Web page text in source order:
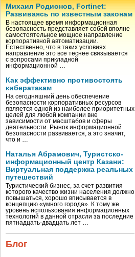
Михаил Родионов, Fortinet:
Развиваясь по известным законам
В настоящее время информационная
безопасность представляет собой вполне
самостоятельное мощное направление
корпоративной автоматизации.
Естественно, что в таких условиях
направление это все теснее связывается
с вопросами прикладной
информационной …
Как эффективно противостоять
кибератакам
На сегодняшний день обеспечение
безопасности корпоративных ресурсов
является одной из наиболее приоритетных
целей для любой компании вне
зависимости от масштабов и сферы
деятельности. Рынок информационной
безопасности развивается, а это значит,
что и …
Наталья Абрамович, Туристско-
информационный центр Казани:
Виртуальная поддержка реальных
путешествий
Туристический бизнес, за счет развития
которого качество жизни населения должно
повышаться, хорошо вписывается в
концепцию «умного города». К тому же
уровень использования информационных
технологий в данной отрасли за последние
пятнадцать-двадцать лет …
Блог